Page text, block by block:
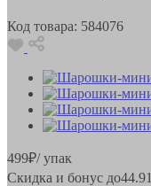
Код товара: 584076
499₽/ упак
Скидка и бонус до44.91